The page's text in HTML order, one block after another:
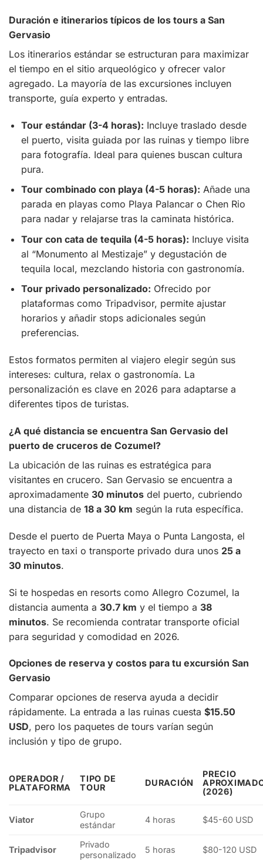
Duración e itinerarios típicos de los tours a San
Gervasio
Los itinerarios estándar se estructuran para maximizar
el tiempo en el sitio arqueológico y ofrecer valor
agregado. La mayoría de las excursiones incluyen
transporte, guía experto y entradas.
Tour estándar (3-4 horas): Incluye traslado desde
el puerto, visita guiada por las ruinas y tiempo libre
para fotografía. Ideal para quienes buscan cultura
pura.
Tour combinado con playa (4-5 horas): Añade una
parada en playas como Playa Palancar o Chen Rio
para nadar y relajarse tras la caminata histórica.
Tour con cata de tequila (4-5 horas): Incluye visita
al “Monumento al Mestizaje” y degustación de
tequila local, mezclando historia con gastronomía.
Tour privado personalizado: Ofrecido por
plataformas como Tripadvisor, permite ajustar
horarios y añadir stops adicionales según
preferencias.
Estos formatos permiten al viajero elegir según sus
intereses: cultura, relax o gastronomía. La
personalización es clave en 2026 para adaptarse a
diferentes tipos de turistas.
¿A qué distancia se encuentra San Gervasio del
puerto de cruceros de Cozumel?
La ubicación de las ruinas es estratégica para
visitantes en crucero. San Gervasio se encuentra a
aproximadamente 30 minutos del puerto, cubriendo
una distancia de 18 a 30 km según la ruta específica.
Desde el puerto de Puerta Maya o Punta Langosta, el
trayecto en taxi o transporte privado dura unos 25 a
30 minutos.
Si te hospedas en resorts como Allegro Cozumel, la
distancia aumenta a 30.7 km y el tiempo a 38
minutos. Se recomienda contratar transporte oficial
para seguridad y comodidad en 2026.
Opciones de reserva y costos para tu excursión San
Gervasio
Comparar opciones de reserva ayuda a decidir
rápidamente. La entrada a las ruinas cuesta $15.50
USD, pero los paquetes de tours varían según
inclusión y tipo de grupo.
OPERADOR /
PLATAFORMA
TIPO DE
TOUR
DURACIÓN
PRECIO
(2026)
Viator
Grupo
estándar
4 horas $45-60 USD
Tripadvisor
Privado
personalizado
5 horas $80-120 USD